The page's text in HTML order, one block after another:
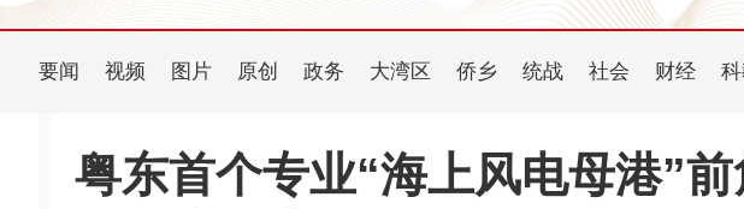
要闻 视频 图片 原创 政务 大湾区 侨乡 统战 社会 财经
粤东首个专业“海上风电母港”